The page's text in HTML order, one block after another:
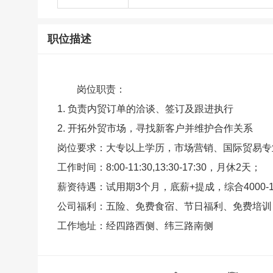
职位描述
岗位职责：
1. 负责内贸订单的洽谈、签订及跟进执行
2. 开拓外贸市场，寻找新客户并维护合作关系
岗位要求：大专以上学历，市场营销、国际贸易专
工作时间：8:00-11:30,13:30-17:30，月休2天；
薪资待遇：试用期3个月，底薪+提成，综合4000-
公司福利：五险、免费食宿、节日福利、免费培训
工作地址：经四路西侧、纬三路南侧